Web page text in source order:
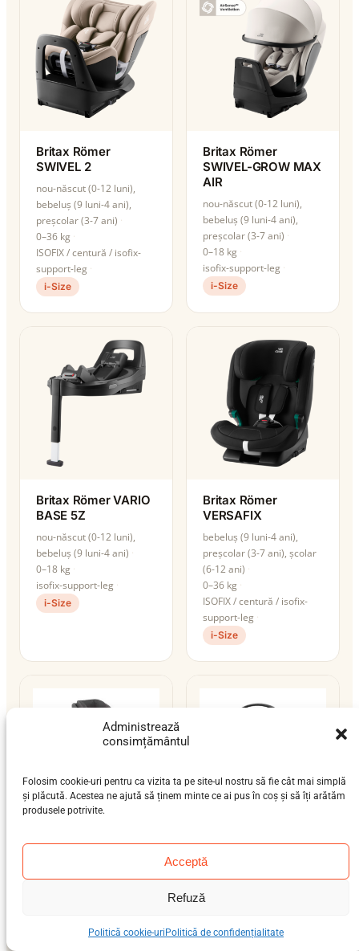
Administrează
consimțământul
Folosim cookie-uri pentru ca vizita ta pe site-ul nostru să fie cât mai simplă
și plăcută. Acestea ne ajută să ținem minte ce ai pus în coș și să îți arătăm
produsele potrivite.
Acceptă
Refuză
Politică cookie-uri Politică de confidențialitate
Britax Römer
SWIVEL 2
nou-născut (0-12 luni),
bebeluș (9 luni-4 ani),
preșcolar (3-7 ani)
0–36 kg
ISOFIX / centură / isofix-
support-leg
i-Size
Britax Römer
SWIVEL-GROW MAX
AIR
nou-născut (0-12 luni),
bebeluș (9 luni-4 ani),
preșcolar (3-7 ani)
0–18 kg
isofix-support-leg
i-Size
Britax Römer VARIO
BASE 5Z
nou-născut (0-12 luni),
bebeluș (9 luni-4 ani)
0–18 kg
isofix-support-leg
i-Size
Britax Römer
VERSAFIX
bebeluș (9 luni-4 ani),
preșcolar (3-7 ani), școlar
(6-12 ani)
0–36 kg
ISOFIX / centură / isofix-
support-leg
i-Size
Cybex Anoris T2 i-
ISOFIX i-Size
Cybex Cloud G i-Size
nou-născut (0-12 luni)
ISOFIX / centură / isofix-
i-Size